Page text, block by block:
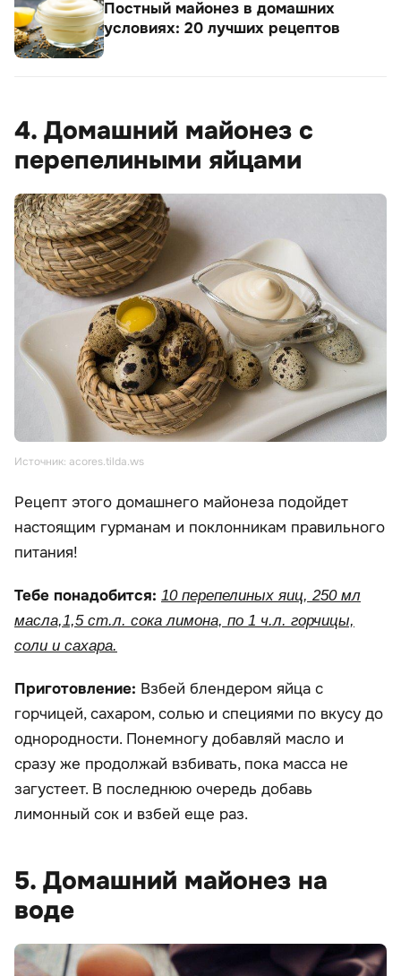
Постный майонез в домашних
условиях: 20 лучших рецептов
4. Домашний майонез с
перепелиными яйцами
Источник: acores.tilda.ws
Рецепт этого домашнего майонеза подойдет
настоящим гурманам и поклонникам правильного
питания!
Тебе понадобится: 10 перепелиных яиц, 250 мл
масла,1,5 ст.л. сока лимона, по 1 ч.л. горчицы,
соли и сахара.
Приготовление: Взбей блендером яйца с
горчицей, сахаром, солью и специями по вкусу до
однородности. Понемногу добавляй масло и
сразу же продолжай взбивать, пока масса не
загустеет. В последнюю очередь добавь
лимонный сок и взбей еще раз.
5. Домашний майонез на
воде